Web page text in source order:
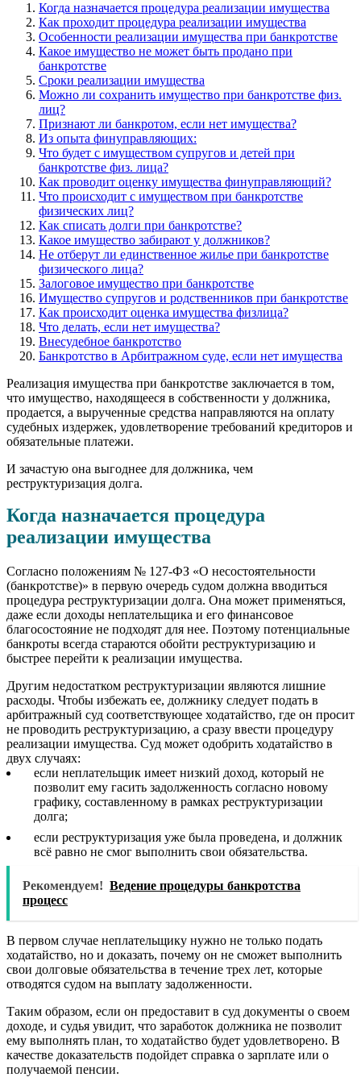
Когда назначается процедура реализации имущества
Как проходит процедура реализации имущества
Особенности реализации имущества при банкротстве
Какое имущество не может быть продано при
банкротстве
Сроки реализации имущества
Можно ли сохранить имущество при банкротстве физ.
лиц?
Признают ли банкротом, если нет имущества?
Из опыта финуправляющих:
Что будет с имуществом супругов и детей при
банкротстве физ. лица?
Как проводит оценку имущества финуправляющий?
Что происходит с имуществом при банкротстве
физических лиц?
Как списать долги при банкротстве?
Какое имущество забирают у должников?
Не отберут ли единственное жилье при банкротстве
физического лица?
Залоговое имущество при банкротстве
Имущество супругов и родственников при банкротстве
Как происходит оценка имущества физлица?
Что делать, если нет имущества?
Внесудебное банкротство
Банкротство в Арбитражном суде, если нет имущества
Реализация имущества при банкротстве заключается в том,
что имущество, находящееся в собственности у должника,
продается, а вырученные средства направляются на оплату
судебных издержек, удовлетворение требований кредиторов и
обязательные платежи.
И зачастую она выгоднее для должника, чем
реструктуризация долга.
Когда назначается процедура
реализации имущества
Согласно положениям № 127-ФЗ «О несостоятельности
(банкротстве)» в первую очередь судом должна вводиться
процедура реструктуризации долга. Она может применяться,
даже если доходы неплательщика и его финансовое
благосостояние не подходят для нее. Поэтому потенциальные
банкроты всегда стараются обойти реструктуризацию и
быстрее перейти к реализации имущества.
Другим недостатком реструктуризации являются лишние
расходы. Чтобы избежать ее, должнику следует подать в
арбитражный суд соответствующее ходатайство, где он просит
не проводить реструктуризацию, а сразу ввести процедуру
реализации имущества. Суд может одобрить ходатайство в
двух случаях:
если неплательщик имеет низкий доход, который не
позволит ему гасить задолженность согласно новому
графику, составленному в рамках реструктуризации
долга;
если реструктуризация уже была проведена, и должник
всё равно не смог выполнить свои обязательства.
Рекомендуем! Ведение процедуры банкротства
процесс
В первом случае неплательщику нужно не только подать
ходатайство, но и доказать, почему он не сможет выполнить
свои долговые обязательства в течение трех лет, которые
отводятся судом на выплату задолженности.
Таким образом, если он предоставит в суд документы о своем
доходе, и судья увидит, что заработок должника не позволит
ему выполнять план, то ходатайство будет удовлетворено. В
качестве доказательств подойдет справка о зарплате или о
получаемой пенсии.